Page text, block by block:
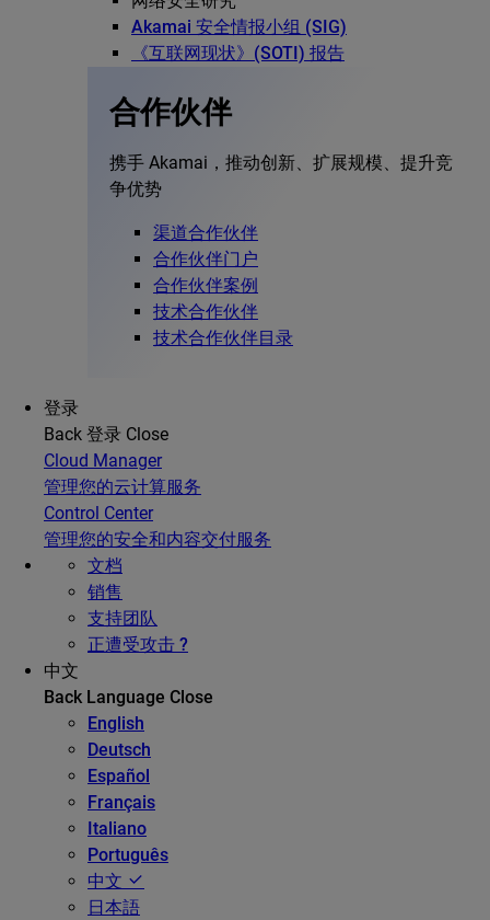
Akamai 安全情报小组 (SIG)
《互联网现状》(SOTI) 报告
合作伙伴
携手 Akamai，推动创新、扩展规模、提升竞
争优势
渠道合作伙伴
合作伙伴门户
合作伙伴案例
技术合作伙伴
技术合作伙伴目录
登录
Back 登录 Close
Cloud Manager
管理您的云计算服务
Control Center
管理您的安全和内容交付服务
文档
销售
支持团队
正遭受攻击 ?
中文
Back Language Close
English
Deutsch
Español
Français
Italiano
Português
中文
日本語